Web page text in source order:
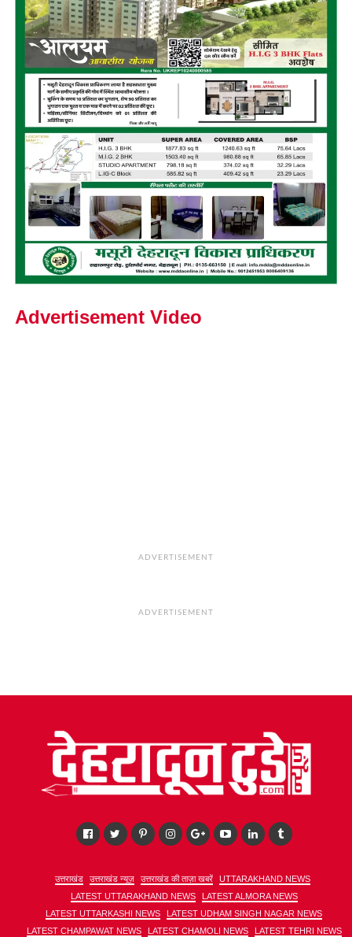
Advertisement Video
ADVERTISEMENT
ADVERTISEMENT
उत्तराखंड उत्तराखंड न्यूज़ उत्तराखंड की ताज़ा खबरें
UTTARAKHAND NEWS
LATEST UTTARAKHAND NEWS
LATEST ALMORA NEWS
LATEST UTTARKASHI NEWS
LATEST UDHAM SINGH NAGAR NEWS
LATEST CHAMPAWAT NEWS
LATEST CHAMOLI NEWS LATEST TEHRI NEWS